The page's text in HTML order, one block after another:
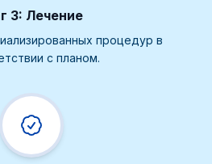
3: Лечение
процедур в
с планом.